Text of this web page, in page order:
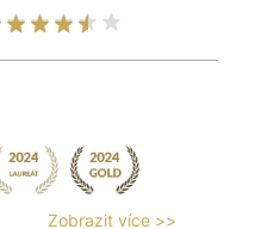
Zobrazit více >>